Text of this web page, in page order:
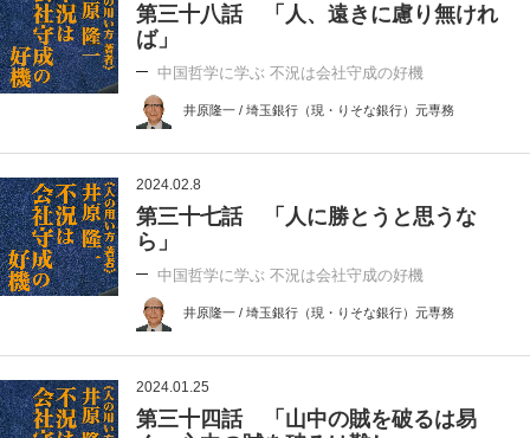
第三十八話 「人、遠きに慮り無けれ
ば」
中国哲学に学ぶ 不況は会社守成の好機
井原隆一 / 埼玉銀行（現・りそな銀行）元専務
2024.02.8
第三十七話 「人に勝とうと思うな
ら」
中国哲学に学ぶ 不況は会社守成の好機
井原隆一 / 埼玉銀行（現・りそな銀行）元専務
2024.01.25
第三十四話 「山中の賊を破るは易